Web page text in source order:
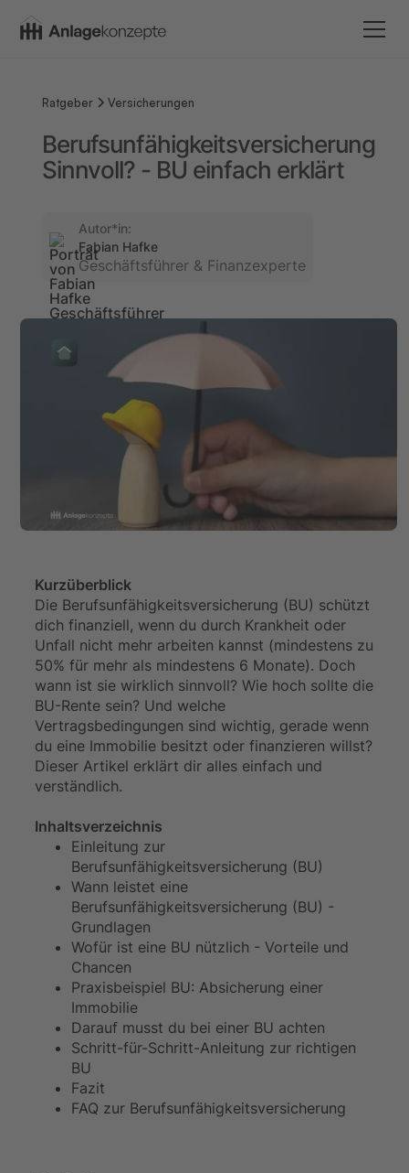
Ratgeber Versicherungen
Berufsunfähigkeitsversicherung
Sinnvoll? - BU einfach erklärt
Autor*in:
Fabian Hafke
Geschäftsführer & Finanzexperte
Kurzüberblick
Die Berufsunfähigkeitsversicherung (BU) schützt
dich finanziell, wenn du durch Krankheit oder
Unfall nicht mehr arbeiten kannst (mindestens zu
50% für mehr als mindestens 6 Monate). Doch
wann ist sie wirklich sinnvoll? Wie hoch sollte die
BU-Rente sein? Und welche
Vertragsbedingungen sind wichtig, gerade wenn
du eine Immobilie besitzt oder finanzieren willst?
Dieser Artikel erklärt dir alles einfach und
verständlich.
Inhaltsverzeichnis
Einleitung zur
Berufsunfähigkeitsversicherung (BU)
Wann leistet eine
Berufsunfähigkeitsversicherung (BU) -
Grundlagen
Wofür ist eine BU nützlich - Vorteile und
Chancen
Praxisbeispiel BU: Absicherung einer
Immobilie
Darauf musst du bei einer BU achten
Schritt-für-Schritt-Anleitung zur richtigen
BU
Fazit
FAQ zur Berufsunfähigkeitsversicherung